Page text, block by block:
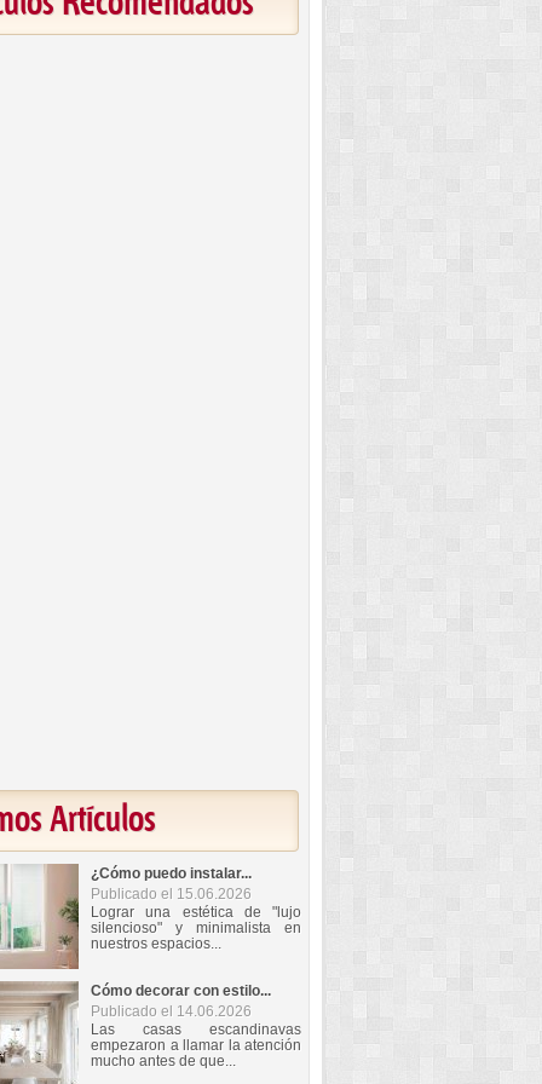
Artículos
¿Cómo puedo instalar...
Publicado el 15.06.2026
Lograr una estética de "lujo
silencioso" y minimalista en
nuestros espacios...
Cómo decorar con estilo...
Publicado el 14.06.2026
Las casas escandinavas
empezaron a llamar la atención
mucho antes de que...